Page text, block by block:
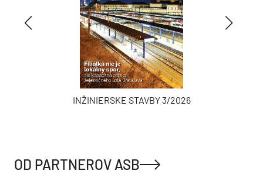
INŽINIERSKE STAVBY 3/2026
OD PARTNEROV ASB